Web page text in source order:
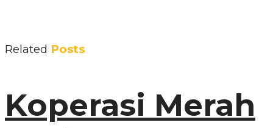
Related Posts
Koperasi Merah